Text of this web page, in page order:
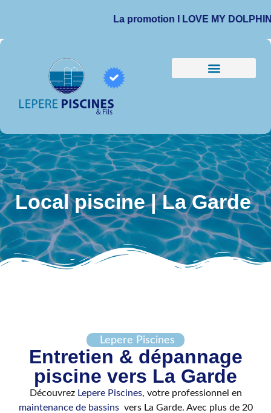
La promotion I LOVE MY DOLPHIN
Local piscine | La Garde
Lepere Piscines
Entretien & dépannage
piscine vers La Garde
Découvrez Lepere Piscines, votre professionnel en
maintenance de bassinsvers La Garde. Avec plus de 20